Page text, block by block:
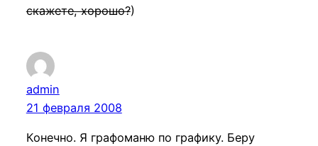
скажете, хорошо?)
admin
21 февраля 2008
Конечно. Я графоманю по графику. Беру